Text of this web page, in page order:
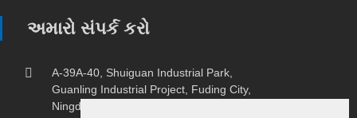
અમારો સંપર્ક કરો
A-39A-40, Shuiguan Industrial Park,
Guanling Industrial Project, Fuding City,
Ningde City, Fujian Province.